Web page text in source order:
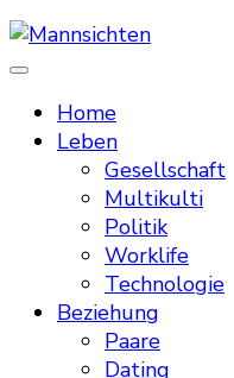
Mannsichten
Home
Leben
Gesellschaft
Multikulti
Politik
Worklife
Technologie
Beziehung
Paare
Dating